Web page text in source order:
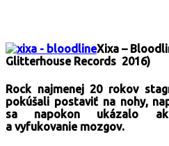
Xixa –
Glitterhouse Records 2016)
Rock najmenej 20 rokov
pokúšali postaviť na nohy,
sa napokon ukázalo
a vyfukovanie mozgov.